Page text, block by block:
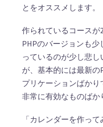
とをオススメします。
作られているコースが
PHPのバージョンも
っているのが少し悲
が、基本的には最新
プリケーションばか
非常に有効なものばか
「カレンダーを作っ